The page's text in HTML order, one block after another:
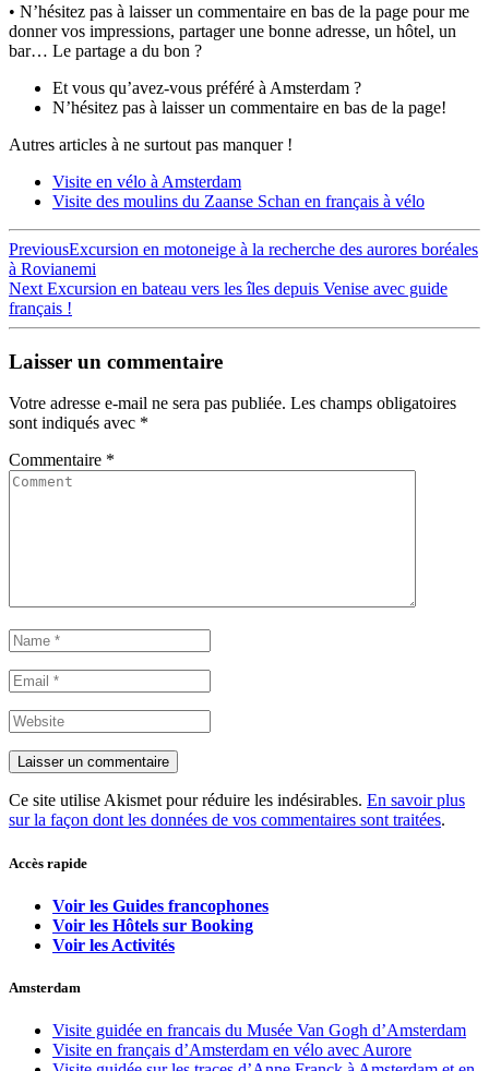
• N’hésitez pas à laisser un commentaire en bas de la page pour me
donner vos impressions, partager une bonne adresse, un hôtel, un
bar… Le partage a du bon ?
Et vous qu’avez-vous préféré à Amsterdam ?
N’hésitez pas à laisser un commentaire en bas de la page!
Autres articles à ne surtout pas manquer !
Visite en vélo à Amsterdam
Visite des moulins du Zaanse Schan en français à vélo
Navigation
de
l’article
PreviousPrevious
post:
Excursion en motoneige à la recherche des aurores boréales
à Rovianemi
Next Next
post:
Excursion en bateau vers les îles depuis Venise avec guide
français !
Laisser un commentaire
Votre adresse e-mail ne sera pas publiée. Les champs obligatoires
sont indiqués avec *
Commentaire *
Ce site utilise Akismet pour réduire les indésirables. En savoir plus
sur la façon dont les données de vos commentaires sont traitées.
Accès rapide
Voir les Guides francophones
Voir les Hôtels sur Booking
Voir les Activités
Amsterdam
Visite guidée en francais du Musée Van Gogh d’Amsterdam
Visite en français d’Amsterdam en vélo avec Aurore